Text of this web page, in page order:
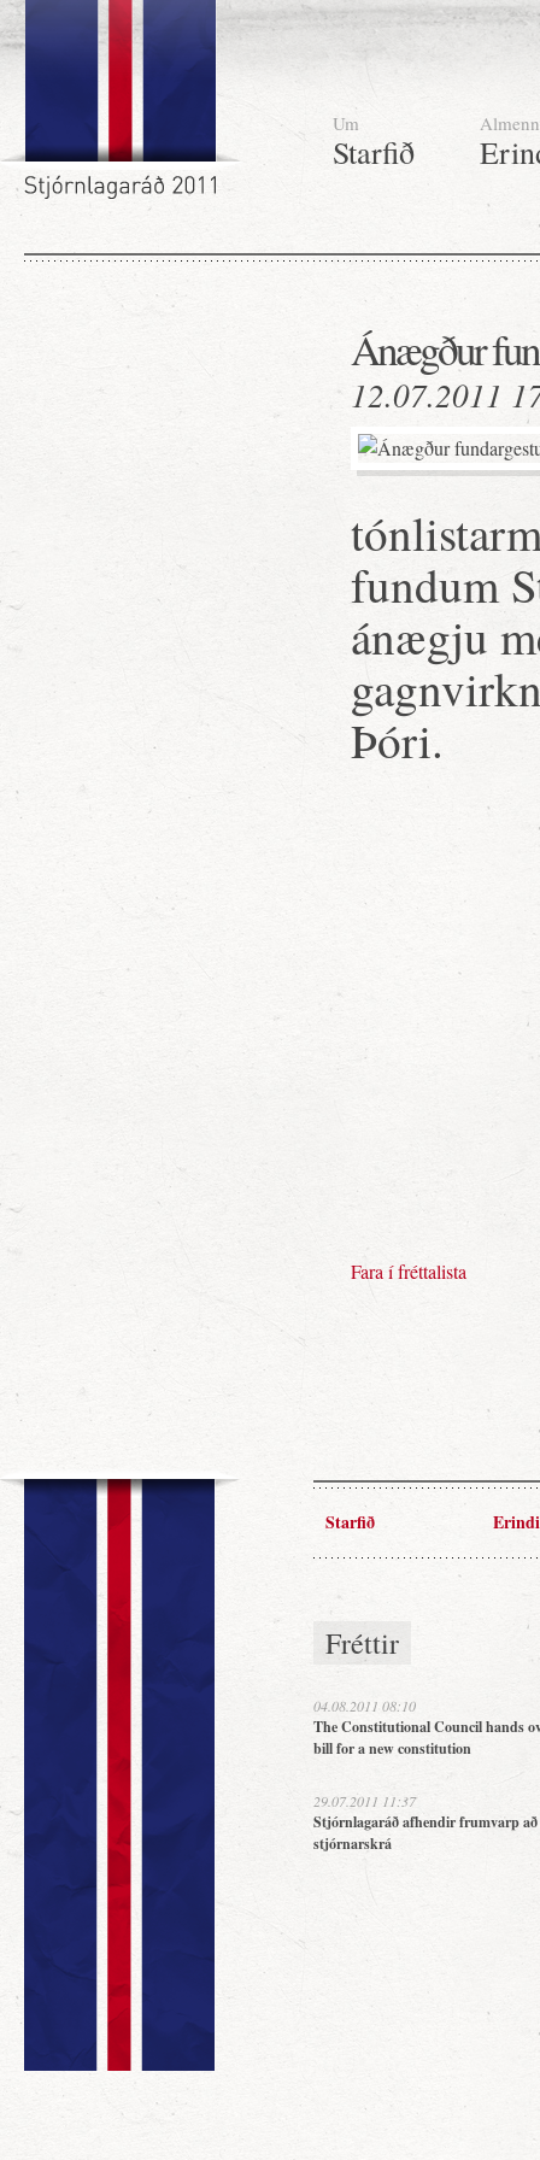
Um
Starfið
Almenn
Ánægður
12.07.2011
fundum
ánægju
Þóri.
Fara í fréttalista
Starfið Erindi
Fréttir
04.08.2011 08:10
The Constitutional Council hands
bill for a new constitution
29.07.2011 11:37
Stjórnlagaráð afhendir frumvarp
stjórnarskrá